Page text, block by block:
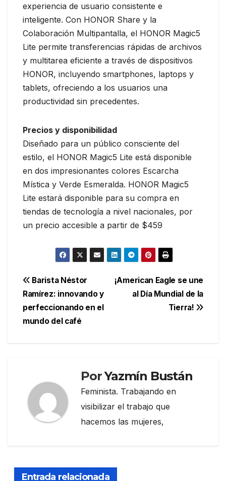
experiencia de usuario consistente e
inteligente. Con HONOR Share y la
Colaboración Multipantalla, el HONOR Magic5
Lite permite transferencias rápidas de archivos
y multitarea eficiente a través de dispositivos
HONOR, incluyendo smartphones, laptops y
tablets, ofreciendo a los usuarios una
productividad sin precedentes.
Precios y disponibilidad
Diseñado para un público consciente del
estilo, el HONOR Magic5 Lite está disponible
en dos impresionantes colores Escarcha
Mística y Verde Esmeralda. HONOR Magic5
Lite estará disponible para su compra en
tiendas de tecnología a nivel nacionales, por
un precio accesible a partir de $459
Navegación
de
entradas
¡American Eagle se une
al Día Mundial de la
Tierra!
Barista Néstor
Ramírez: innovando y
perfeccionando en el
mundo del café
PorYazmín Bustán
Feminista. Trabajando en
visibilizar el trabajo que
hacemos las mujeres,
Entrada relacionada